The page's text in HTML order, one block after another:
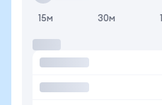
15м 30м